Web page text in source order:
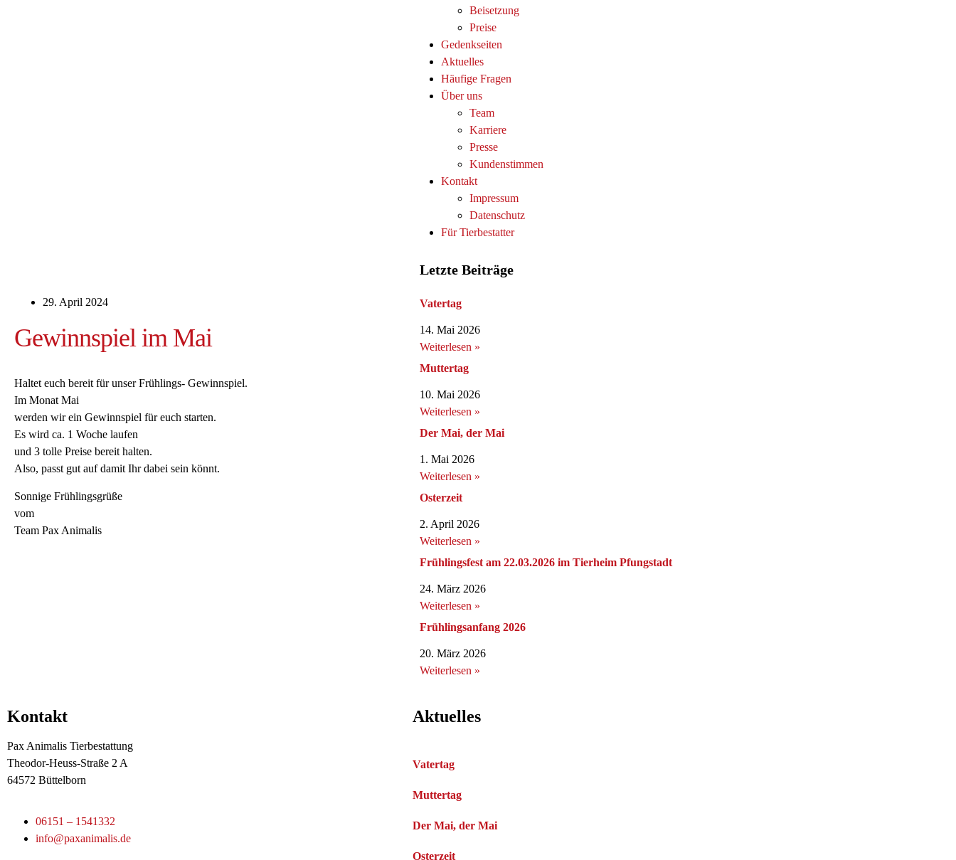
Beisetzung
Preise
Gedenkseiten
Aktuelles
Häufige Fragen
Über uns
Team
Karriere
Presse
Kundenstimmen
Kontakt
Impressum
Datenschutz
Für Tierbestatter
29. April 2024
Gewinnspiel im Mai
Haltet euch bereit für unser Frühlings- Gewinnspiel.
Im Monat Mai
werden wir ein Gewinnspiel für euch starten.
Es wird ca. 1 Woche laufen
und 3 tolle Preise bereit halten.
Also, passt gut auf damit Ihr dabei sein könnt.
Sonnige Frühlingsgrüße
vom
Team Pax Animalis
Letzte Beiträge
Vatertag
14. Mai 2026
Weiterlesen »
Muttertag
10. Mai 2026
Weiterlesen »
Der Mai, der Mai
1. Mai 2026
Weiterlesen »
Osterzeit
2. April 2026
Weiterlesen »
Frühlingsfest am 22.03.2026 im Tierheim Pfungstadt
24. März 2026
Weiterlesen »
Frühlingsanfang 2026
20. März 2026
Weiterlesen »
Kontakt
Pax Animalis Tierbestattung
Theodor-Heuss-Straße 2 A
64572 Büttelborn
06151 – 1541332
info@paxanimalis.de
Aktuelles
Vatertag
Muttertag
Der Mai, der Mai
Osterzeit